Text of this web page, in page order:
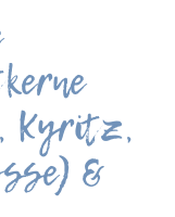
Kyritz,
&